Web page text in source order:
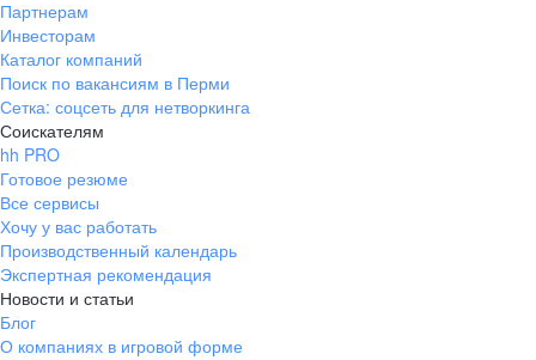
Партнерам
Инвесторам
Каталог компаний
Поиск по вакансиям в Перми
Сетка: соцсеть для нетворкинга
Соискателям
hh PRO
Готовое резюме
Все сервисы
Хочу у вас работать
Производственный календарь
Экспертная рекомендация
Новости и статьи
Блог
О компаниях в игровой форме